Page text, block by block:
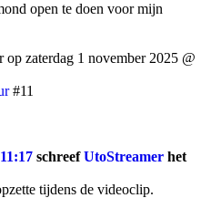
open te doen voor mijn
zaterdag 1 november 2025 @
#11
schreefUtoStreamer het
tijdens de videoclip.